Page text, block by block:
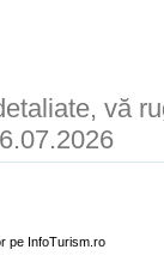
vă
pe InfoTurism.ro